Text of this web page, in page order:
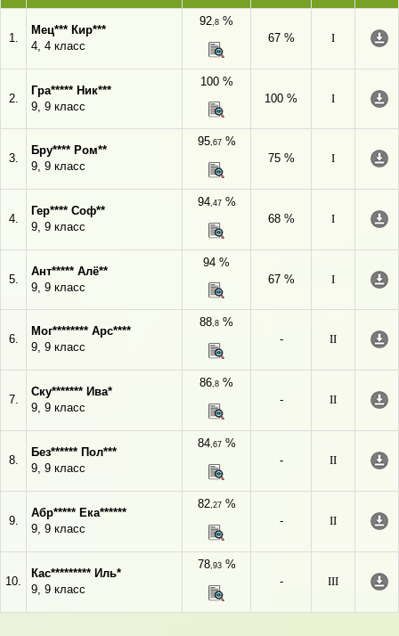
1.
Мец*** Кир***
4, 4 класс
92,8 %
67 %
I
2.
Гра***** Ник***
9, 9 класс
100 %
100 %
I
3.
Бру**** Ром**
9, 9 класс
95,67%
75 %
I
4.
Гер**** Соф**
9, 9 класс
94,47%
68 %
I
5.
Ант***** Алё**
9, 9 класс
94 %
67 %
I
6.
Мог******** Арс****
9, 9 класс
88,8 %
-
II
7.
Ску******* Ива*
9, 9 класс
86,8 %
-
II
8.
Без****** Пол***
9, 9 класс
84,67%
-
II
9.
Абр***** Ека******
9, 9 класс
82,27%
-
II
10.
Кас********* Иль*
9, 9 класс
78,93%
-
III